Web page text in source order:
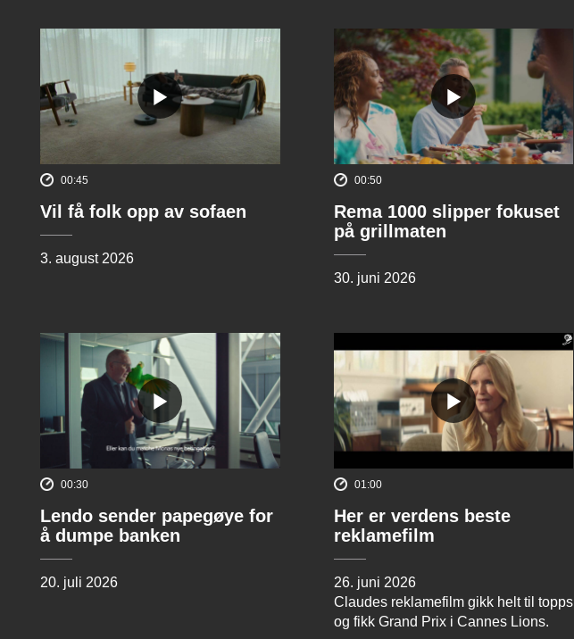
00:45
Vil få folk opp av sofaen
3. august 2026
00:50
Rema 1000 slipper fokuset
på grillmaten
30. juni 2026
00:30
Lendo sender papegøye for
å dumpe banken
20. juli 2026
01:00
Her er verdens beste
reklamefilm
26. juni 2026
Claudes reklamefilm gikk helt til topps
og fikk Grand Prix i Cannes Lions.